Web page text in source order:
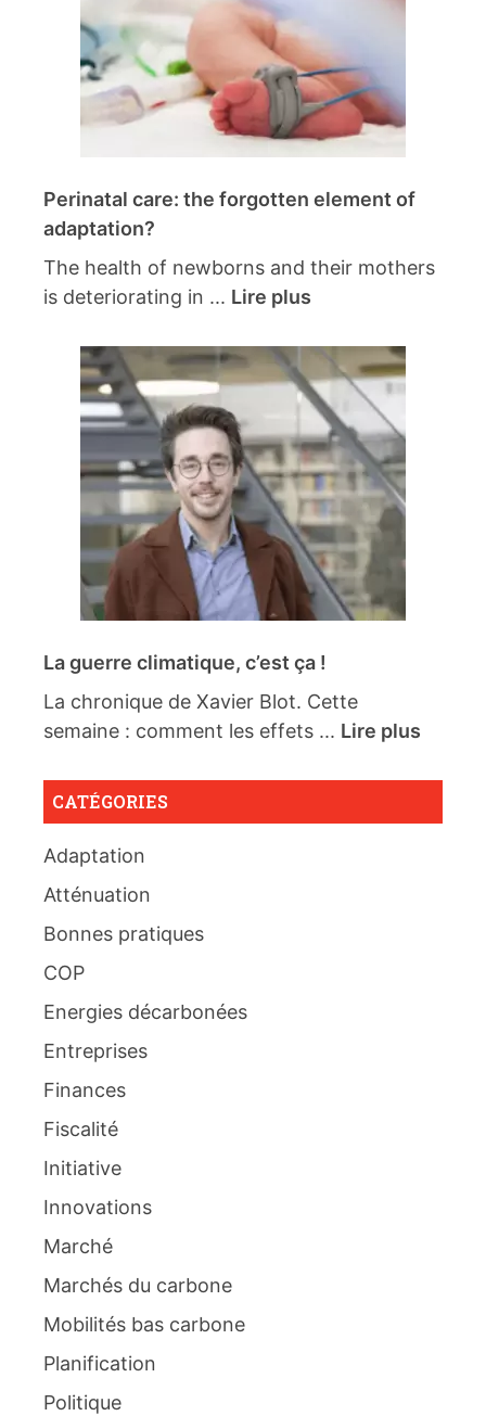
Perinatal care: the forgotten element of
adaptation?
The health of newborns and their mothers
is deteriorating in ... Lire plus
La guerre climatique, c’est ça !
La chronique de Xavier Blot. Cette
semaine : comment les effets ... Lire plus
CATÉGORIES
Adaptation
Atténuation
Bonnes pratiques
COP
Energies décarbonées
Entreprises
Finances
Fiscalité
Initiative
Innovations
Marché
Marchés du carbone
Mobilités bas carbone
Planification
Politique